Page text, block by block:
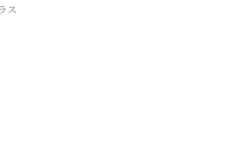
ス